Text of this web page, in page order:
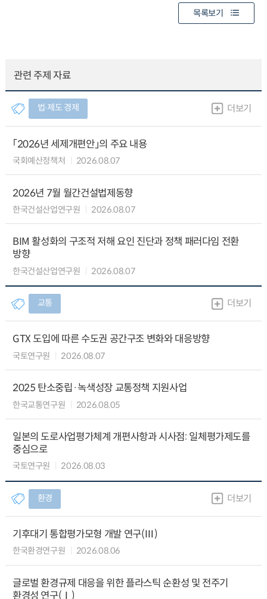
목록보기
관련 주제 자료
법∙제도 경제 더보기
「2026년 세제개편안」의 주요 내용
국회예산정책처 2026.08.07
2026년 7월 월간건설법제동향
한국건설산업연구원 2026.08.07
BIM 활성화의 구조적 저해 요인 진단과 정책 패러다임 전환
방향
한국건설산업연구원 2026.08.07
교통 더보기
GTX 도입에 따른 수도권 공간구조 변화와 대응방향
국토연구원 2026.08.07
2025 탄소중립·녹색성장 교통정책 지원사업
한국교통연구원 2026.08.05
일본의 도로사업평가체계 개편사항과 시사점: 일체평가제도를
중심으로
국토연구원 2026.08.03
환경 더보기
기후대기 통합평가모형 개발 연구(Ⅲ)
한국환경연구원 2026.08.06
글로벌 환경규제 대응을 위한 플라스틱 순환성 및 전주기
환경성 연구(Ⅰ)